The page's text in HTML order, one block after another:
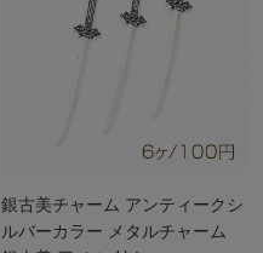
銀古美チャーム アンティークシ
ルバーカラー メタルチャーム